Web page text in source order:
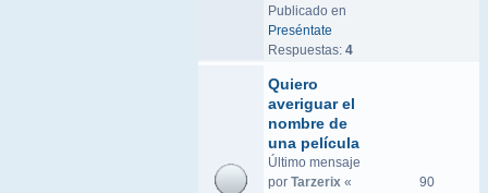
Publicado en
Preséntate
Respuestas: 4
Quiero
averiguar el
nombre de
una película
Último mensaje
por Tarzerix «
90